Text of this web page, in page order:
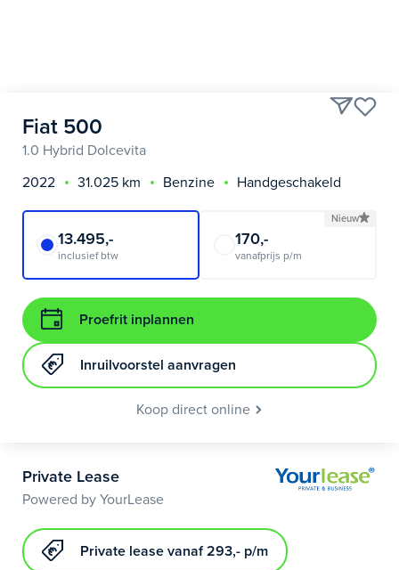
Fiat 500
1.0 Hybrid Dolcevita
2022
31.025 km Benzine Handgeschakeld
13.495,-
inclusief btw
Nieuw
170,-
vanafprijs p/m
Proefrit inplannen
Inruilvoorstel aanvragen
Koop direct online
Private Lease
Powered by YourLease
Private lease vanaf 293,- p/m